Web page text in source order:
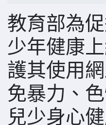
教育部為
少年健康
護其使用
免暴力、
兒少身心